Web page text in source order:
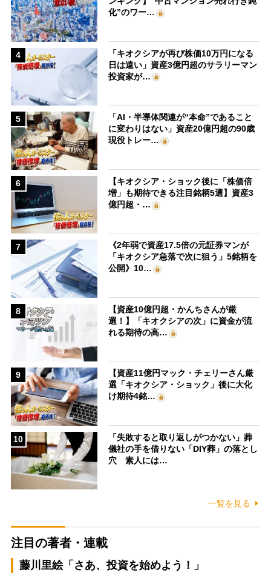
化”のワー…
4
「キオクシアが再び株価10万円になる
日は遠い」資産3億円超のサラリーマン
投資家が…
5
「AI・半導体関連が“本命”であること
に変わりはない」資産20億円超の90歳
現役トレー…
6
【キオクシア・ショック後に「株価倍
増」も期待できる注目銘柄5選】資産3
億円超・…
7
《2年弱で資産17.5倍の元証券マンが
「キオクシア急落で次に狙う」5銘柄を
公開》10…
8
【資産10億円超・かんちさんが厳
選！】「キオクシアの次」に資金が流
れる期待の高…
9
【資産11億円マック・チェリーさん厳
選「キオクシア・ショック」後に大化
け期待4銘…
10
「失敗すると取り返しがつかない」葬
儀社の手を借りない「DIY葬」の落とし
穴 素人には…
一覧を見る
注目の著者・連載
藤川里絵「さあ、投資を始めよう！」